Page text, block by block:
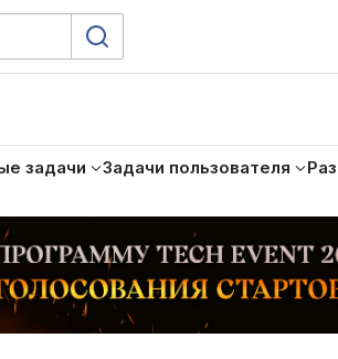
задачи Задачи пользователя